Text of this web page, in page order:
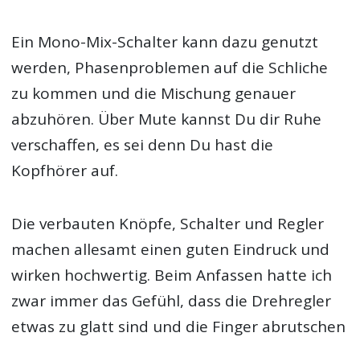
Ein Mono-Mix-Schalter kann dazu genutzt
werden, Phasenproblemen auf die Schliche
zu kommen und die Mischung genauer
abzuhören. Über Mute kannst Du dir Ruhe
verschaffen, es sei denn Du hast die
Kopfhörer auf.
Die verbauten Knöpfe, Schalter und Regler
machen allesamt einen guten Eindruck und
wirken hochwertig. Beim Anfassen hatte ich
zwar immer das Gefühl, dass die Drehregler
etwas zu glatt sind und die Finger abrutschen